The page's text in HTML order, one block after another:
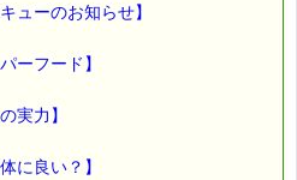
ます」
ューのお知らせ】
ーフード】
実力】
に良い？】